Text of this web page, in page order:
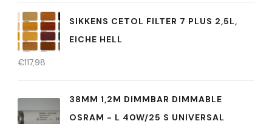
SIKKENS CETOL FILTER 7 PLUS 2,5L,
EICHE HELL
€117,98
38MM 1,2M DIMMBAR DIMMABLE
OSRAM - L 40W/25 S UNIVERSAL